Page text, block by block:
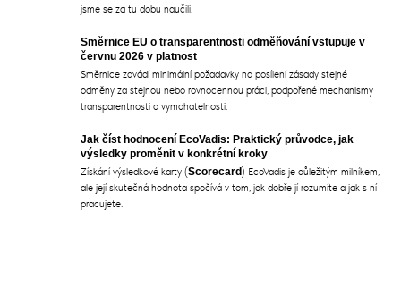
jsme se za tu dobu naučili.
Směrnice EU o transparentnosti odměňování vstupuje v
červnu 2026 v platnost
Směrnice zavádí minimální požadavky na posílení zásady stejné
odměny za stejnou nebo rovnocennou práci, podpořené mechanismy
transparentnosti a vymahatelnosti.
Jak číst hodnocení EcoVadis: Praktický průvodce, jak
výsledky proměnit v konkrétní kroky
Získání výsledkové karty (Scorecard) EcoVadis je důležitým milníkem,
ale její skutečná hodnota spočívá v tom, jak dobře jí rozumíte a jak s ní
pracujete.